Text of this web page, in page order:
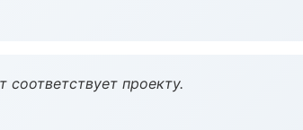
соответствует проекту.